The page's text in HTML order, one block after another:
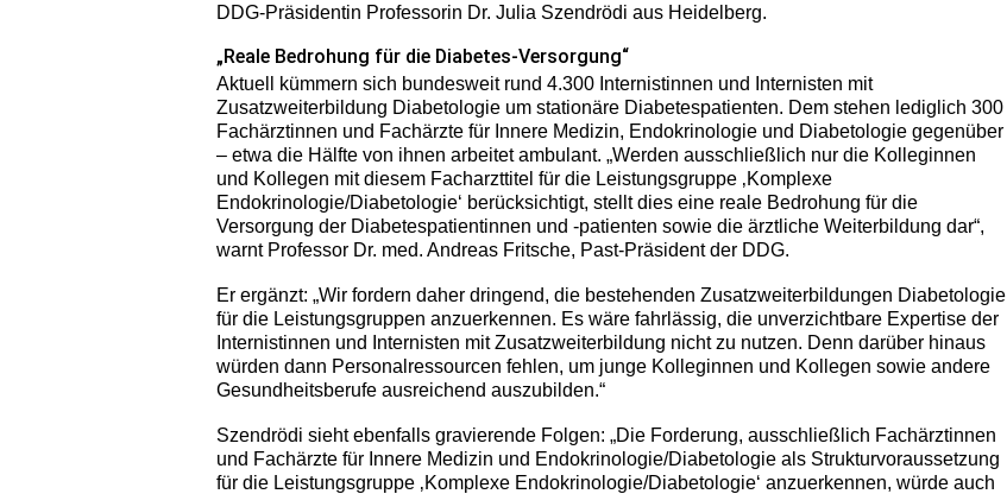
DDG-Präsidentin Professorin Dr. Julia Szendrödi aus Heidelberg.
„Reale Bedrohung für die Diabetes-Versorgung“
Aktuell kümmern sich bundesweit rund 4.300 Internistinnen und Internisten mit
Zusatzweiterbildung Diabetologie um stationäre Diabetespatienten. Dem stehen lediglich 300
Fachärztinnen und Fachärzte für Innere Medizin, Endokrinologie und Diabetologie gegenüber
– etwa die Hälfte von ihnen arbeitet ambulant. „Werden ausschließlich nur die Kolleginnen
und Kollegen mit diesem Facharzttitel für die Leistungsgruppe ‚Komplexe
Endokrinologie/Diabetologie‘ berücksichtigt, stellt dies eine reale Bedrohung für die
Versorgung der Diabetespatientinnen und -patienten sowie die ärztliche Weiterbildung dar“,
warnt Professor Dr. med. Andreas Fritsche, Past-Präsident der DDG.
Er ergänzt: „Wir fordern daher dringend, die bestehenden Zusatzweiterbildungen Diabetologie
für die Leistungsgruppen anzuerkennen. Es wäre fahrlässig, die unverzichtbare Expertise der
Internistinnen und Internisten mit Zusatzweiterbildung nicht zu nutzen. Denn darüber hinaus
würden dann Personalressourcen fehlen, um junge Kolleginnen und Kollegen sowie andere
Gesundheitsberufe ausreichend auszubilden.“
Szendrödi sieht ebenfalls gravierende Folgen: „Die Forderung, ausschließlich Fachärztinnen
und Fachärzte für Innere Medizin und Endokrinologie/Diabetologie als Strukturvoraussetzung
für die Leistungsgruppe ‚Komplexe Endokrinologie/Diabetologie‘ anzuerkennen, würde auch